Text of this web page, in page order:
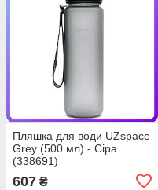
Пляшка для води UZspace
Grey (500 мл) - Сіра
(338691)
607 ₴